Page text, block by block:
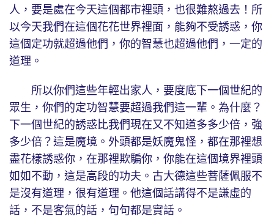
人，要是處在今天這個都市裡頭，也很難熬過去！所
以今天我們在這個花花世界裡面，能夠不受誘惑，你
這個定功就超過他們，你的智慧也超過他們，一定的
道理。
所以你們這些年輕出家人，要度底下一個世紀的
眾生，你們的定功智慧要超過我們這一輩。為什麼？
下一個世紀的誘惑比我們現在又不知道多多少倍，強
多少倍？這是魔境。外頭都是妖魔鬼怪，都在那裡想
盡花樣誘惑你，在那裡欺騙你，你能在這個境界裡頭
如如不動，這是高段的功夫。古大德這些菩薩佩服不
是沒有道理，很有道理。他這個話講得不是謙虛的
話，不是客氣的話，句句都是實話。